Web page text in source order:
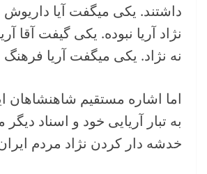
داشتند. یکی میگفت آیا
نژاد آریا نبوده. یکی گیفت آقا
نه نژاد. یکی میگفت آریا
اما اشاره مستقیم شاهنشاهان
به تبار آریایی خود و اسناد
خدشه دار کردن نژاد مردم